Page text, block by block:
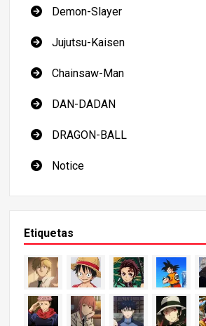
Demon-Slayer
Jujutsu-Kaisen
Chainsaw-Man
DAN-DADAN
DRAGON-BALL
Notice
Etiquetas